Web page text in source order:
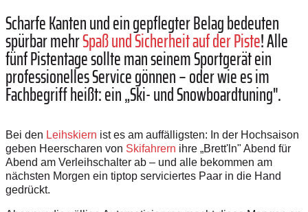
Scharfe Kanten und ein gepflegter Belag bedeuten
spürbar mehrSpaß und Sicherheit auf der Piste! Alle
fünf Pistentage sollte man seinem Sportgerät ein
professionelles Service gönnen – oder wie es im
Fachbegriff heißt: ein „Ski- und Snowboardtuning".
Bei den Leihskiern ist es am auffälligsten: In der Hochsaison
geben Heerscharen von Skifahrern ihre „Brett'ln" Abend für
Abend am Verleihschalter ab – und alle bekommen am
nächsten Morgen ein tiptop serviciertes Paar in die Hand
gedrückt.